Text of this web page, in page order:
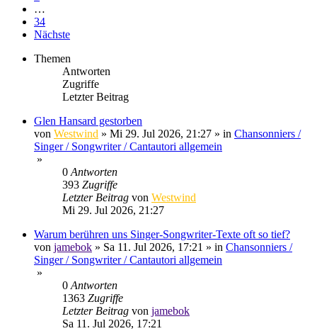
…
34
Nächste
Themen
Antworten
Zugriffe
Letzter Beitrag
Glen Hansard gestorben
von Westwind » Mi 29. Jul 2026, 21:27 » in Chansonniers /
Singer / Songwriter / Cantautori allgemein
»
0Antworten
393 Zugriffe
Letzter Beitrag von Westwind
Mi 29. Jul 2026, 21:27
Warum berühren uns Singer-Songwriter-Texte oft so tief?
von jamebok » Sa 11. Jul 2026, 17:21 » in Chansonniers /
Singer / Songwriter / Cantautori allgemein
»
0Antworten
1363 Zugriffe
Letzter Beitrag von jamebok
Sa 11. Jul 2026, 17:21